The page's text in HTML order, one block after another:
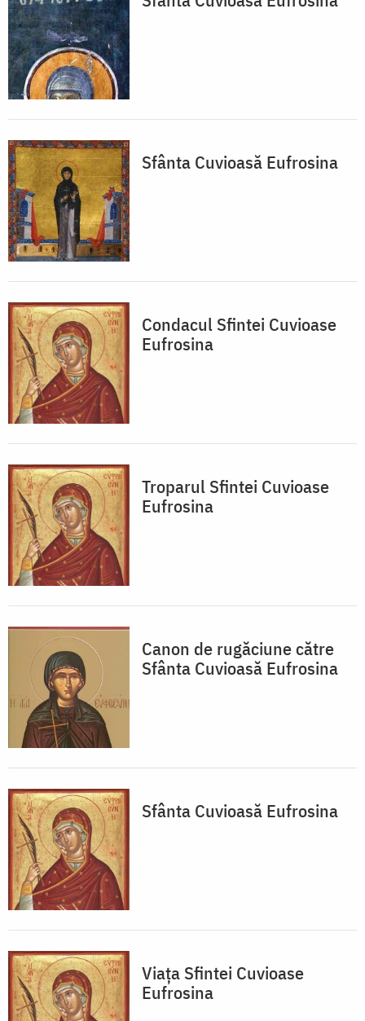
Sfânta Cuvioasă Eufrosina
Condacul Sfintei Cuvioase
Eufrosina
Troparul Sfintei Cuvioase
Eufrosina
Canon de rugăciune către
Sfânta Cuvioasă Eufrosina
Sfânta Cuvioasă Eufrosina
Viața Sfintei Cuvioase
Eufrosina